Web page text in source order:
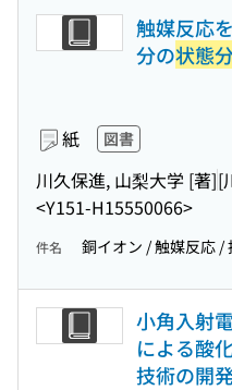
触媒反応
分の状態
紙 図書
川久保進, 山梨大学 [著][
<Y151-H15550066>
件名 銅イオン / 触媒反応 /
小角入射
による酸
技術の開